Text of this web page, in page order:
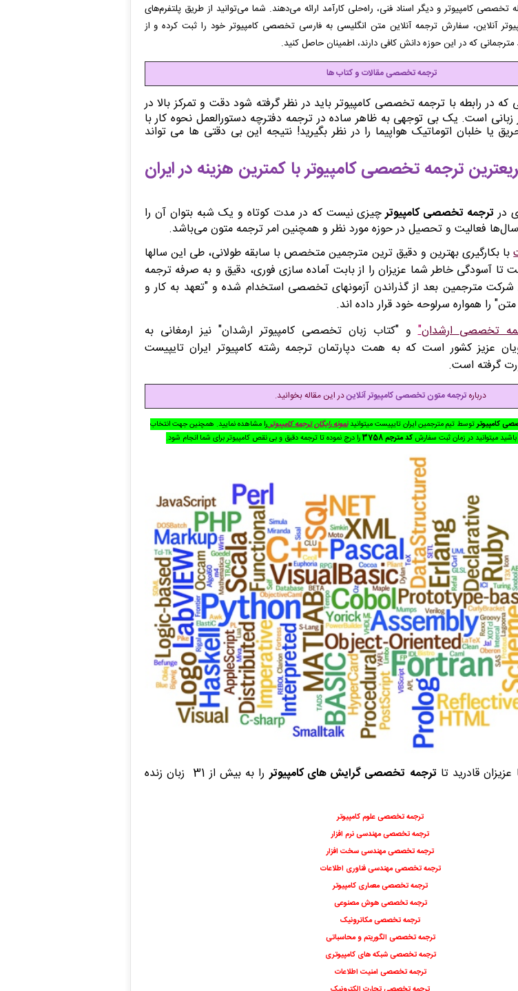
تخصصی کامپیوتر و دیگر اسناد فنی، راه‌حلی کارآمد ارائه می‌دهند. شما می‌توانید از طریق پلتفرم‌های
آنلاین، سفارش ترجمه آنلاین متن انگلیسی به فارسی تخصصی کامپیوتر خود را ثبت کرده و از
که در این حوزه دانش کافی دارند، اطمینان حاصل کنید.
ترجمه تخصصی مقالات و کتاب ها
در رابطه با ترجمه تخصصی کامپیوترباید در نظر گرفته شود دقت و تمرکز بالا در
زبانی است. یک بی توجهی به ظاهر ساده در ترجمه دفترچه دستورالعمل نحوه کار با
یا خلبان اتوماتیک هواپیما را در نظر بگیرید! نتیجه این بی دقتی ها می تواند
ترجمه تخصصی کامپیوتر با کمترین هزینه در ایران
در ترجمه تخصصی کامپیوترچیزی نیست که در مدت کوتاه و یک ‌شبه بتوان آن را
سال‌ها فعالیت و تحصیل در حوزه مورد نظر و همچنین امر ترجمه متون می‌باشد.
با بکارگیری بهترین و دقیق ترین مترجمین متخصص با سابقه طولانی، طی این سالها
تا آسودگی خاطر شما عزیزان را از بابت آماده سازی فوری، دقیق و به صرفه ترجمه
شرکت مترجمین بعد از گذراندن آزمونهای تخصصی استخدام شده و "تعهد به کار و
را همواره سرلوحه خود قرار داده اند.
تخصصیارشدان"و "کتاب زبان تخصصی کامپیوتر ارشدان" نیز ارمغانی به
عزیز کشور است که به همت دپارتمان ترجمه رشته کامپیوتر ایران تایپیست
گرفته است.
درباره ترجمه متون تخصصی کامپیوتر آنلایندر این مقاله بخوانید.
کامپیوتر توسط تیم مترجمین ایران تایپیست میتوانید نمونه رایگان ترجمه کامپیوتررا مشاهده نمایید. همچنین جهت انتخاب
میتوانید در زمان ثبت سفارش کد مترجم3758را درج نموده تا ترجمه دقیق و بی نقص کامپیوتر برای شما انجام شود.
قادرید تا ترجمه تخصصی گرایش های کامپیوتر
را به بیش از 31 زبان زنده
ترجمه تخصصی علوم کامپیوتر
ترجمه تخصصی مهندسی نرم افزار
ترجمه تخصصی مهندسی سخت افزار
ترجمه تخصصی مهندسی فناوری اطلاعات
ترجمه تخصصی معماری کامپیوتر
ترجمه تخصصی هوش مصنوعی
ترجمه تخصصی مکاترونیک
ترجمه تخصصی الگوریتم و محاسباتی
ترجمه تخصصی شبکه های کامپیوتری
ترجمه تخصصی امنیت اطلاعات